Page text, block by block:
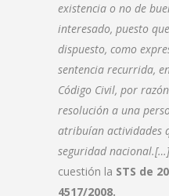
existencia o no de
interesado, puesto
dispuesto, como
sentencia recurrida,
Código Civil, por
resolución a una
atribuían actividades
seguridad
cuestión la STS de
4517/2008.